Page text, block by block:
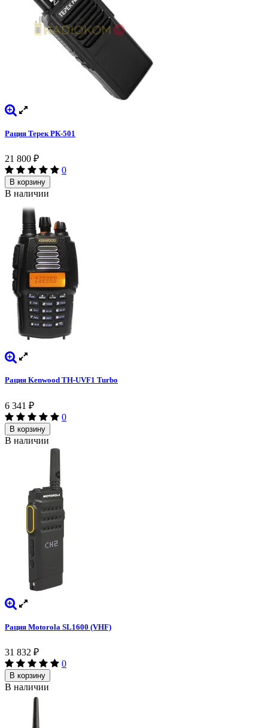
Рация Терек РК-501
21 800 ₽
0
В корзину
В наличии
Рация Kenwood TH-UVF1 Turbo
6 341 ₽
0
В корзину
В наличии
Рация Motorola SL1600 (VHF)
31 832 ₽
0
В корзину
В наличии